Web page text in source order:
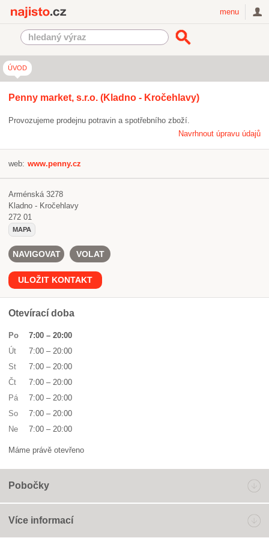
menu
ÚVOD
Penny market, s.r.o. (Kladno - Kročehlavy)
Provozujeme prodejnu potravin a spotřebního zboží.
Navrhnout úpravu údajů
web: www.penny.cz
Arménská 3278
Kladno - Kročehlavy
272 01
MAPA
NAVIGOVAT VOLAT
ULOŽIT KONTAKT
Otevírací doba
Po 7:00 – 20:00
Út
7:00 – 20:00
St
7:00 – 20:00
Čt
7:00 – 20:00
Pá
7:00 – 20:00
So
7:00 – 20:00
Ne
7:00 – 20:00
Máme právě otevřeno
Pobočky
Více informací